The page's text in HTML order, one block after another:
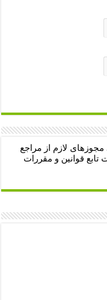
لازم از مراجع
قوانین و مقررات